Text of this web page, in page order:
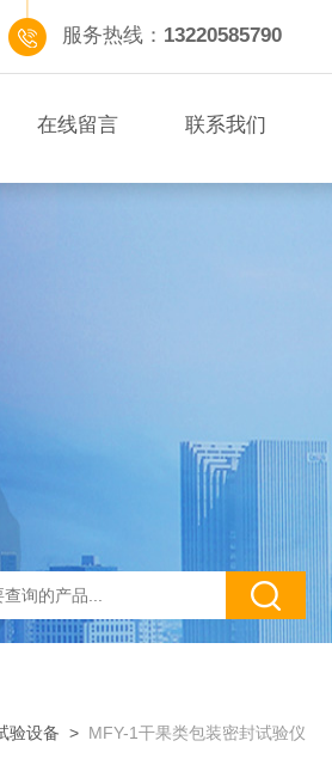
服务热线： 13220585790
在线留言 联系我们
验设备 > MFY-1干果类包装密封试验仪